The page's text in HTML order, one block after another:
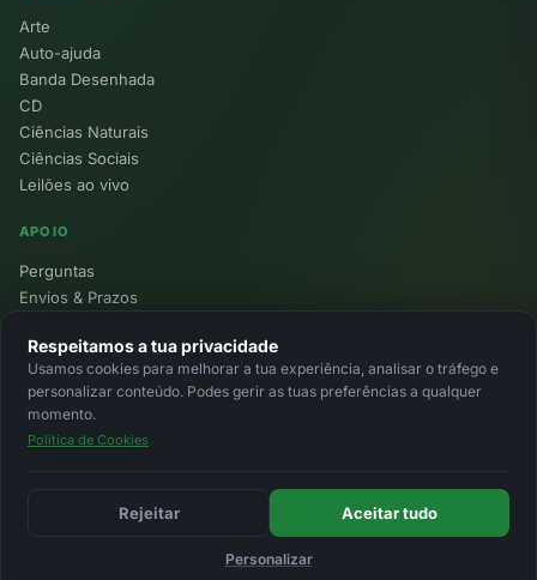
Arte
Auto-ajuda
Banda Desenhada
CD
Ciências Naturais
Ciências Sociais
Leilões ao vivo
APOIO
Perguntas
Envios & Prazos
Devoluções
Minha Conta
© 2026 Ecolivros. Todos os direitos reservados.
Respeitamos a tua privacidade
Usamos cookies para melhorar a tua experiência, analisar o tráfego e
personalizar conteúdo. Podes gerir as tuas preferências a qualquer
momento.
Política de Cookies
Personalizar
Rejeitar Aceitar tudo